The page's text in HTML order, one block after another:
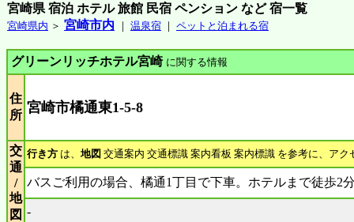
宮崎県 宿泊 ホテル 旅館 民宿 ペンション など 宿一覧
宮崎県内 ＞ 宮崎市内 ｜ 温泉宿 ｜ ペットと泊まれる宿
グリーンリッチホテル宮崎 に関する情報
住
所 宮崎市橘通東1-5-8
交
通
/
地
図
行き方 は、 地図 交通案内 交通標識 案内看板 案内標識 を参考に、アク
バスご利用の場合、橘通1丁目で下車。ホテルまで徒歩2
-